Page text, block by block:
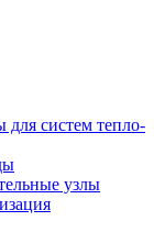
для систем тепло-
узлы